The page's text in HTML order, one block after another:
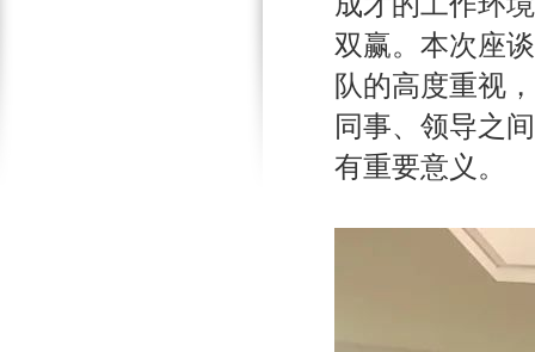
双赢。本次座
队的高度重视
同事、领导之
有重要意义。